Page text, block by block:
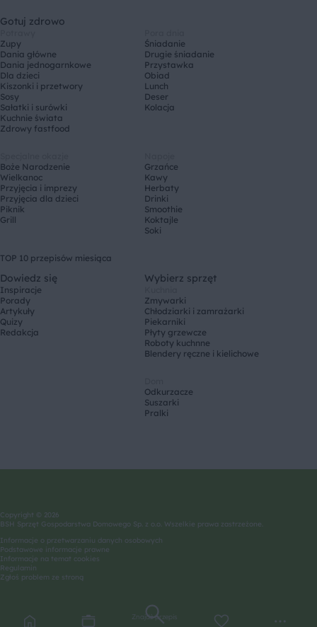
Znajdź przepis
Gotuj zdrowo
Zupy
Dania główne
Dania jednogarnkowe
Dla dzieci
Kiszonki i przetwory
Sosy
Sałatki i surówki
Kuchnie świata
Zdrowy fastfood
Śniadanie
Drugie śniadanie
Przystawka
Obiad
Lunch
Deser
Kolacja
Boże Narodzenie
Wielkanoc
Przyjęcia i imprezy
Przyjęcia dla dzieci
Piknik
Grill
Grzańce
Kawy
Herbaty
Drinki
Smoothie
Koktajle
Soki
TOP 10 przepisów miesiąca
Dowiedz się
Inspiracje
Porady
Artykuły
Quizy
Redakcja
Wybierz sprzęt
Zmywarki
Chłodziarki i zamrażarki
Piekarniki
Płyty grzewcze
Roboty kuchnne
Blendery ręczne i kielichowe
Odkurzacze
Suszarki
Pralki
Copyright © 2026
BSH Sprzęt Gospodarstwa Domowego Sp. z o.o. Wszelkie prawa zastrzeżone.
Informacje o przetwarzaniu danych osobowych
Podstawowe informacje prawne
Informacje na temat cookies
Regulamin
Zgłoś problem ze stroną